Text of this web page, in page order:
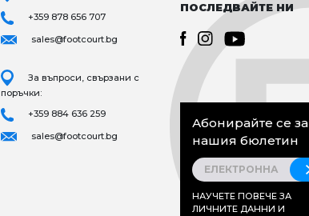
+359 878 656 707
sales@footcourt.bg
За въпроси, свързани с
поръчки:
+359 884 636 259
sales@footcourt.bg
ПОСЛЕДВАЙТЕ НИ
Абонирайте се за
нашия бюлетин
НАУЧЕТЕ ПОВЕЧЕ ЗА
ЛИЧНИТЕ ДАННИ И